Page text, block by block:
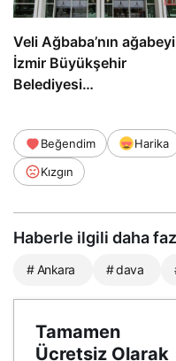
Veli Ağbaba’nın ağabeyi
İzmir Büyükşehir
Belediyesi
tutuklandı
Beğendim Harika
Kızgın
Haberle ilgili daha
# Ankara # dava
Tamamen
Ücretsiz Olarak